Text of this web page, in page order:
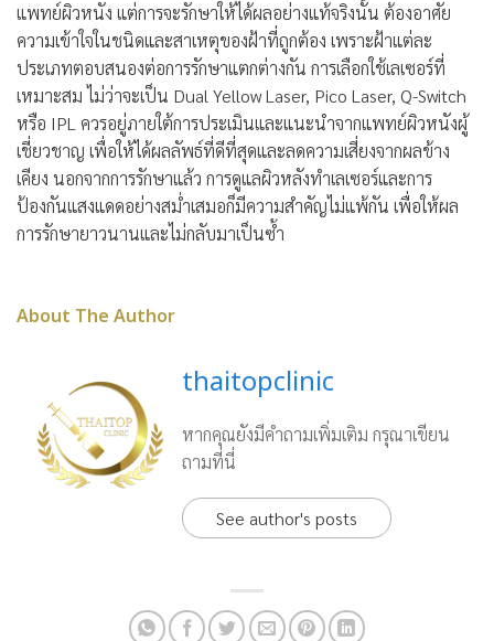
แพทย์ผิวหนัง แต่การจะรักษาให้ได้ผลอย่างแท้จริงนั้น ต้องอาศัย
ความเข้าใจในชนิดและสาเหตุของฝ้าที่ถูกต้อง เพราะฝ้าแต่ละ
ประเภทตอบสนองต่อการรักษาแตกต่างกัน การเลือกใช้เลเซอร์ที่
เหมาะสม ไม่ว่าจะเป็น Dual Yellow Laser, Pico Laser, Q-Switch
หรือ IPL ควรอยู่ภายใต้การประเมินและแนะนำจากแพทย์ผิวหนังผู้
เชี่ยวชาญ เพื่อให้ได้ผลลัพธ์ที่ดีที่สุดและลดความเสี่ยงจากผลข้าง
เคียง นอกจากการรักษาแล้ว การดูแลผิวหลังทำเลเซอร์และการ
ป้องกันแสงแดดอย่างสม่ำเสมอก็มีความสำคัญไม่แพ้กัน เพื่อให้ผล
การรักษายาวนานและไม่กลับมาเป็นซ้ำ
About The Author
thaitopclinic
หากคุณยังมีคำถามเพิ่มเติม กรุณาเขียน
ถามที่นี่
See author's posts